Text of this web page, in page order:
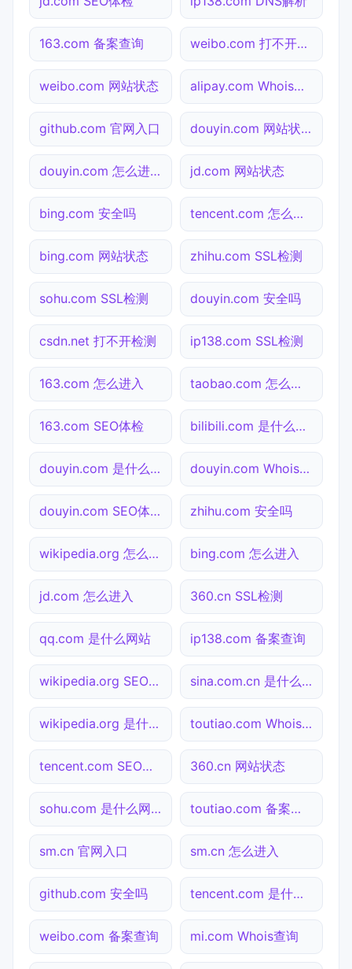
163.com 备案查询 weibo.com 打不开检测
weibo.com 网站状态 alipay.com Whois查询
github.com 官网入口 douyin.com 网站状态
douyin.com 怎么进入 jd.com 网站状态
bing.com 安全吗 tencent.com 怎么进入
bing.com 网站状态 zhihu.com SSL检测
sohu.com SSL检测 douyin.com 安全吗
csdn.net 打不开检测 ip138.com SSL检测
163.com 怎么进入 taobao.com 怎么进入
163.com SEO体检 bilibili.com 是什么网站
douyin.com 是什么网站 douyin.com Whois查询
douyin.com SEO体检 zhihu.com 安全吗
wikipedia.org 怎么进入 bing.com 怎么进入
jd.com 怎么进入 360.cn SSL检测
qq.com 是什么网站 ip138.com 备案查询
wikipedia.org SEO体检 sina.com.cn 是什么网站
wikipedia.org 是什么网站 toutiao.com Whois查询
tencent.com SEO体检 360.cn 网站状态
sohu.com 是什么网站 toutiao.com 备案查询
sm.cn 官网入口 sm.cn 怎么进入
github.com 安全吗 tencent.com 是什么网站
weibo.com 备案查询 mi.com Whois查询